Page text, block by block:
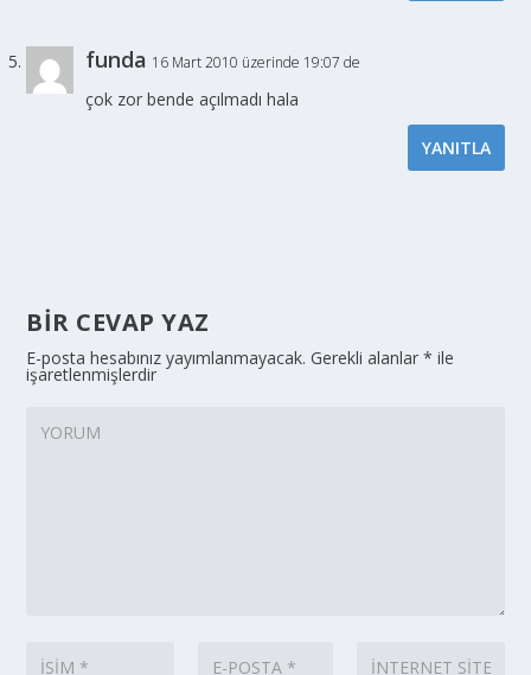
funda 16 Mart 2010 üzerinde 19:07 de
çok zor bende açılmadı hala
YANITLA
BIR CEVAP YAZ
E-posta hesabınız yayımlanmayacak. Gerekli alanlar* ile
işaretlenmişlerdir